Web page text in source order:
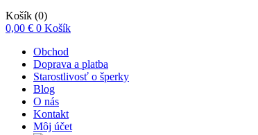
Košík (0)
0,00 € 0 Košík
Obchod
Doprava a platba
Starostlivosť o šperky
Blog
O nás
Kontakt
Môj účet